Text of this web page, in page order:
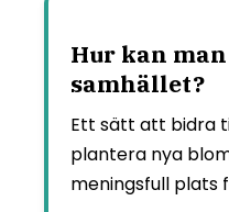
Hur kan
samhället?
Ett sätt att bidra
plantera nya
meningsfull plats